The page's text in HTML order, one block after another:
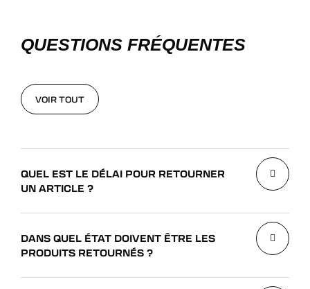
QUESTIONS FRÉQUENTES
VOIR TOUT
QUEL EST LE DÉLAI POUR RETOURNER
UN ARTICLE ?
DANS QUEL ÉTAT DOIVENT ÊTRE LES
PRODUITS RETOURNÉS ?